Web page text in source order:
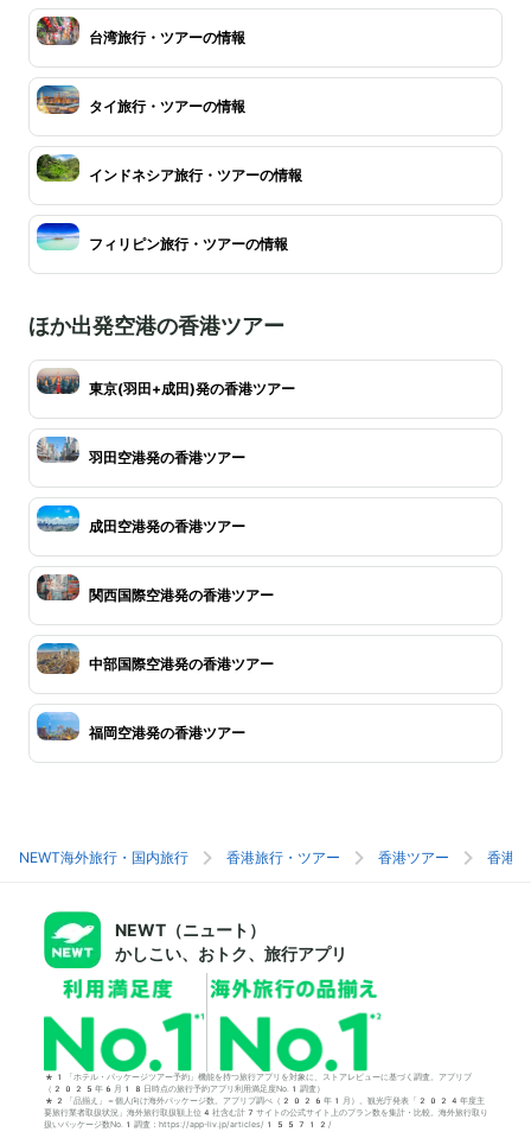
台湾旅行・ツアーの情報
タイ旅行・ツアーの情報
インドネシア旅行・ツアーの情報
フィリピン旅行・ツアーの情報
ほか出発空港の香港ツアー
東京(羽田+成田)発の香港ツアー
羽田空港発の香港ツアー
成田空港発の香港ツアー
関西国際空港発の香港ツアー
中部国際空港発の香港ツアー
福岡空港発の香港ツアー
NEWT海外旅行・国内旅行 香港旅行・ツアー 香港ツアー 香港
NEWT（ニュート）
かしこい、おトク、旅行アプリ
*1「ホテル・パッケージツアー予約」機能を持つ旅行アプリを対象に、ストアレビューに基づく調査。アプリブ
（2025年6月18日時点の旅行予約アプリ利用満足度No.1調査）
*2「品揃え」＝個人向け海外パッケージ数。アプリブ調べ（2026年1月）。観光庁発表「2024年度主
要旅行業者取扱状況」海外旅行取扱額上位4社含む計7サイトの公式サイト上のプラン数を集計・比較。海外旅行取り
扱いパッケージ数No.1調査：https://app-liv.jp/articles/155712/